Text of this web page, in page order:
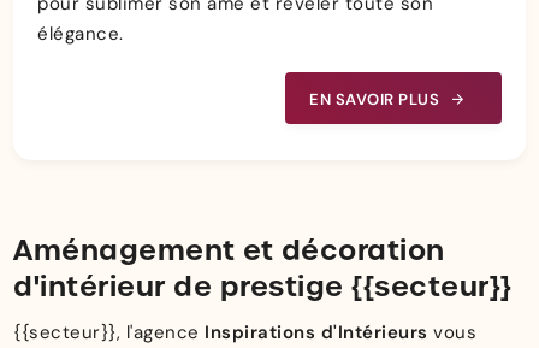
élégance.
EN SAVOIR PLUS
Aménagement et décoration
d'intérieur de prestige {{secteur}}
{{secteur}}, l'agence Inspirations d'Intérieurs vous